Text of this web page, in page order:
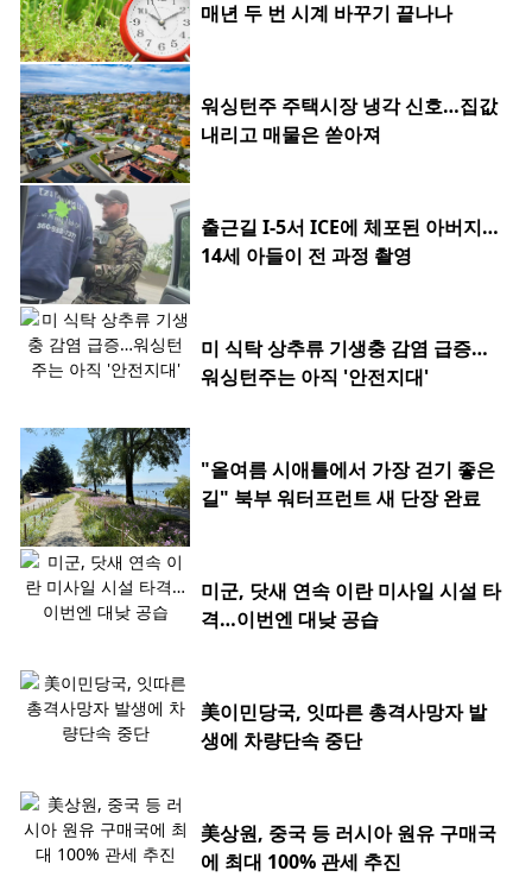
매년 두 번 시계 바꾸기 끝나나
워싱턴주 주택시장 냉각 신호…집값
내리고 매물은 쏟아져
출근길 I-5서 ICE에 체포된 아버지…
14세 아들이 전 과정 촬영
미 식탁 상추류 기생충 감염 급증…
워싱턴주는 아직 '안전지대'
"올여름 시애틀에서 가장 걷기 좋은
길" 북부 워터프런트 새 단장 완료
미군, 닷새 연속 이란 미사일 시설 타
격…이번엔 대낮 공습
美이민당국, 잇따른 총격사망자 발
생에 차량단속 중단
美상원, 중국 등 러시아 원유 구매국
에 최대 100% 관세 추진